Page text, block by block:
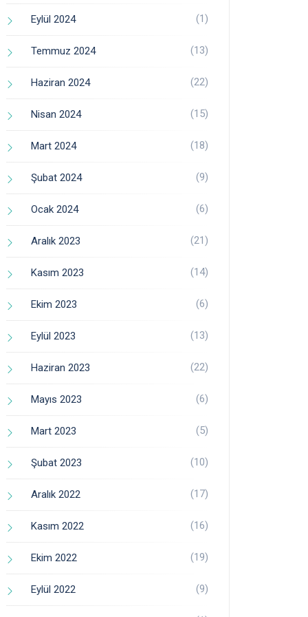
Eylül 2024 (1)
Temmuz 2024 (13)
Haziran 2024 (22)
Nisan 2024 (15)
Mart 2024 (18)
Şubat 2024 (9)
Ocak 2024 (6)
Aralık 2023 (21)
Kasım 2023 (14)
Ekim 2023 (6)
Eylül 2023 (13)
Haziran 2023 (22)
Mayıs 2023 (6)
Mart 2023 (5)
Şubat 2023 (10)
Aralık 2022 (17)
Kasım 2022 (16)
Ekim 2022 (19)
Eylül 2022 (9)